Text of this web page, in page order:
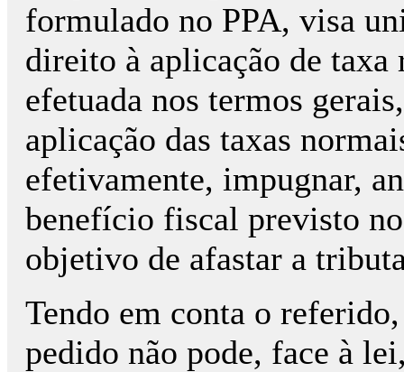
formulado no PPA, visa
direito à aplicação de
efetuada nos termos
aplicação das taxas
efetivamente, impugnar,
benefício fiscal previsto
objetivo de afastar a
Tendo em conta o
pedido não pode, face à